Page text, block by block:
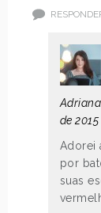
de
Adorei
por
suas